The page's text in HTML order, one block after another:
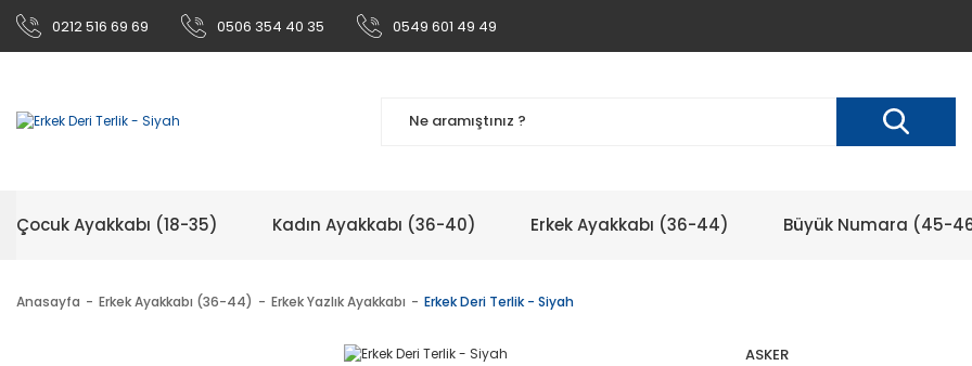
0212 516 69 69 0506 354 40 35 0549 601 49 49
Çocuk Ayakkabı (18-35) Kadın Ayakkabı (36-40) Erkek Ayakkabı (36-44) Büyük Numara (45-
Anasayfa Erkek Ayakkabı (36-44) Erkek Yazlık Ayakkabı Erkek Deri Terlik - Siyah
ASKER